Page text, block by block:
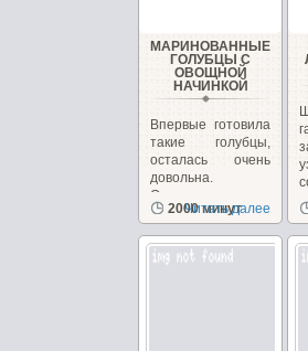
МАРИНОВАННЫЕ
ГОЛУБЦЫ С
ОВОЩНОЙ
НАЧИНКОЙ
Впервые готовила
такие голубцы,
осталась очень
довольна.
Отличная закуска
и...2000 минут
Читать далее